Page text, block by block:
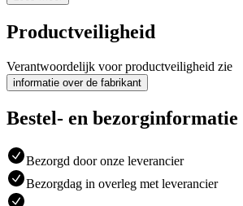
Productveiligheid
Verantwoordelijk voor productveiligheid zie
informatie over de fabrikant
Bestel- en bezorginformatie
Bezorgd door onze leverancier
Bezorgdag in overleg met leverancier